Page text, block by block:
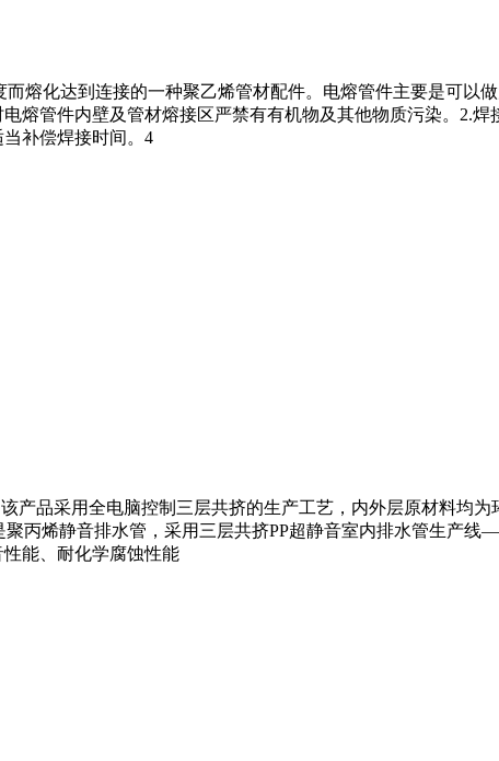
熔化达到连接的一种聚乙烯管材配件。电熔管件主要是可以
熔管件内壁及管材熔接区严禁有有机物及其他物质污染。2.
补偿焊接时间。4
产品采用全电脑控制三层共挤的生产工艺，内外层原材料均
聚丙烯静音排水管，采用三层共挤PP超静音室内排水管生产
能、耐化学腐蚀性能